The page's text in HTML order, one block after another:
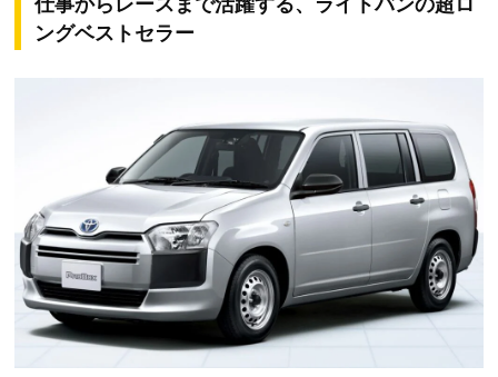
仕事からレースまで活躍する、ライトバンの超ロ
ングベストセラー